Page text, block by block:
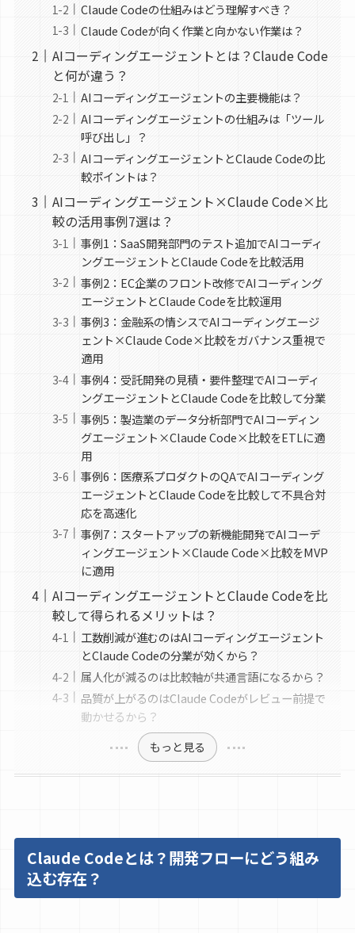
Claude Codeの仕組みはどう理解すべき？
Claude Codeが向く作業と向かない作業は？
AIコーディングエージェントとは？Claude Code
と何が違う？
AIコーディングエージェントの主要機能は？
AIコーディングエージェントの仕組みは「ツール
呼び出し」？
AIコーディングエージェントとClaude Codeの比
較ポイントは？
AIコーディングエージェント×Claude Code×比
較の活用事例7選は？
事例1：SaaS開発部門のテスト追加でAIコーディ
ングエージェントとClaude Codeを比較活用
事例2：EC企業のフロント改修でAIコーディング
エージェントとClaude Codeを比較運用
事例3：金融系の情シスでAIコーディングエージ
ェント×Claude Code×比較をガバナンス重視で
適用
事例4：受託開発の見積・要件整理でAIコーディ
ングエージェントとClaude Codeを比較して分業
事例5：製造業のデータ分析部門でAIコーディン
グエージェント×Claude Code×比較をETLに適
用
事例6：医療系プロダクトのQAでAIコーディング
エージェントとClaude Codeを比較して不具合対
応を高速化
事例7：スタートアップの新機能開発でAIコーデ
ィングエージェント×Claude Code×比較をMVP
に適用
AIコーディングエージェントとClaude Codeを比
較して得られるメリットは？
工数削減が進むのはAIコーディングエージェント
とClaude Codeの分業が効くから？
属人化が減るのは比較軸が共通言語になるから？
品質が上がるのはClaude Codeがレビュー前提で
動かせるから？
もっと見る
Claude Codeとは？開発フローにどう組み
込む存在？